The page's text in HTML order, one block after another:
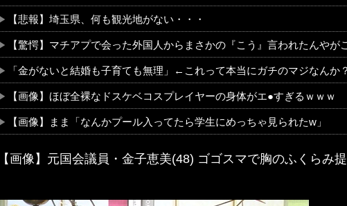
【悲報】埼玉県、何も観光地がない・・・
【驚愕】マチアプで会った外国人からまさかの『こう』言われたんやが
「金がないと結婚も子育ても無理」←これって本当にガチのマジなんか？
【画像】ほぼ全裸なドスケベコスプレイヤーの身体がエ●すぎるｗｗｗ
【画像】まま「なんかプール入ってたら学生にめっちゃ見られたw」
【画像】元国会議員・金子恵美(48) ゴゴスマで胸のふくらみ